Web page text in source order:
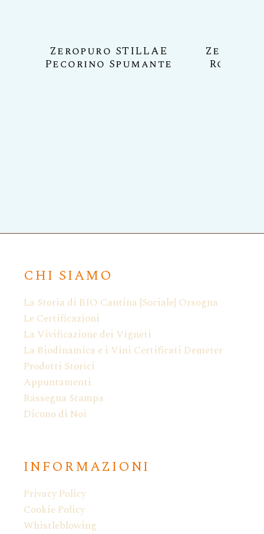
Zeropuro STILLAE
Pecorino Spumante
Rosso
CHI SIAMO
La Storia di BIO Cantina {Sociale} Orsogna
Le Certificazioni
La Vivificazione dei Vigneti
La Biodinamica e i Vini Certificati Demeter
Prodotti Storici
Appuntamenti
Rassegna Stampa
Dicono di Noi
INFORMAZIONI
Privacy Policy
Cookie Policy
Whistleblowing